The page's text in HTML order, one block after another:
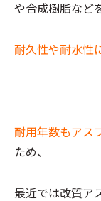
や合成樹脂など
耐久性や耐水性
耐用年数もアス
ため、
最近では改質ア